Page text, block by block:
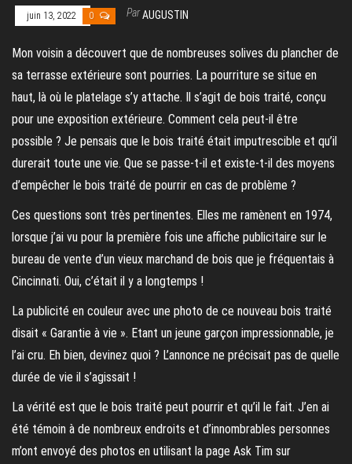
juin 13, 2022 0 ParAUGUSTIN
Mon voisin a découvert que de nombreuses solives du plancher de
sa terrasse extérieure sont pourries. La pourriture se situe en
haut, là où le platelage s’y attache. Il s’agit de bois traité, conçu
pour une exposition extérieure. Comment cela peut-il être
possible ? Je pensais que le bois traité était imputrescible et qu’il
durerait toute une vie. Que se passe-t-il et existe-t-il des moyens
d’empêcher le bois traité de pourrir en cas de problème ?
Ces questions sont très pertinentes. Elles me ramènent en 1974,
lorsque j’ai vu pour la première fois une affiche publicitaire sur le
bureau de vente d’un vieux marchand de bois que je fréquentais à
Cincinnati. Oui, c’était il y a longtemps !
La publicité en couleur avec une photo de ce nouveau bois traité
disait « Garantie à vie ». Etant un jeune garçon impressionnable, je
l’ai cru. Eh bien, devinez quoi ? L’annonce ne précisait pas de quelle
durée de vie il s’agissait !
La vérité est que le bois traité peut pourrir et qu’il le fait. J’en ai
été témoin à de nombreux endroits et d’innombrables personnes
m’ont envoyé des photos en utilisant la page Ask Tim sur